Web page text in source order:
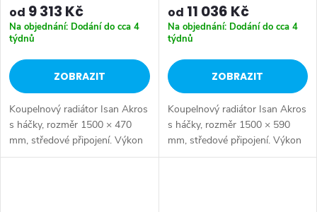
od 9 313 Kč
Na objednání: Dodání do cca 4
týdnů
ZOBRAZIT
Koupelnový radiátor Isan Akros
s háčky, rozměr 1500 × 470
mm, středové připojení. Výkon
914 W, ocelová konstrukce.
od 11 036 Kč
Na objednání: Dodání do cca 4
týdnů
ZOBRAZIT
Koupelnový radiátor Isan Akros
s háčky, rozměr 1500 × 590
mm, středové připojení. Výkon
1142 W, ocelová konstrukce.